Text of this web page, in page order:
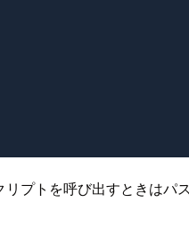
プトを呼び出すときはパ